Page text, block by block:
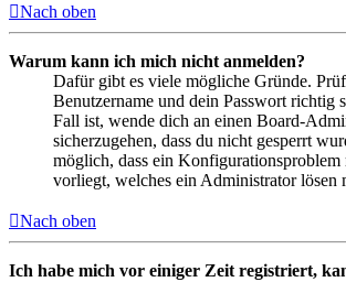
Nach oben
Warum kann ich mich nicht anmelden?
Dafür gibt es viele mögliche Gründe.
Benutzername und dein Passwort richtig
Fall ist, wende dich an einen Board-
sicherzugehen, dass du nicht gesperrt
möglich, dass ein Konfigurationsproblem
vorliegt, welches ein Administrator lösen
Nach oben
Ich habe mich vor einiger Zeit registriert,